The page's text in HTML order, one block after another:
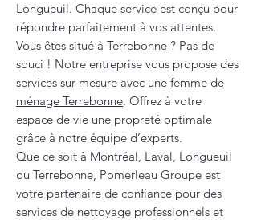
Longueuil. Chaque service est conçu pour
répondre parfaitement à vos attentes.
Vous êtes situé à Terrebonne ? Pas de
souci ! Notre entreprise vous propose des
services sur mesure avec une femme de
ménage Terrebonne. Offrez à votre
espace de vie une propreté optimale
grâce à notre équipe d’experts.
Que ce soit à Montréal, Laval, Longueuil
ou Terrebonne, Pomerleau Groupe est
votre partenaire de confiance pour des
services de nettoyage professionnels et